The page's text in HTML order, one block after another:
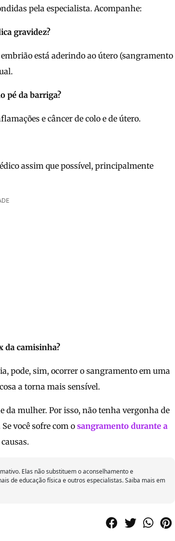
pela especialista. Acompanhe:
gravidez?
está aderindo ao útero (sangramento
pé da barriga?
e câncer de colo e de útero.
assim que possível, principalmente
da camisinha?
pode, sim, ocorrer o sangramento em uma
a torna mais sensível.
da mulher. Por isso, não tenha vergonha de
você sofre com o sangramento durante a
Elas não substituem o aconselhamento e
de educação física e outros especialistas. Saiba mais em